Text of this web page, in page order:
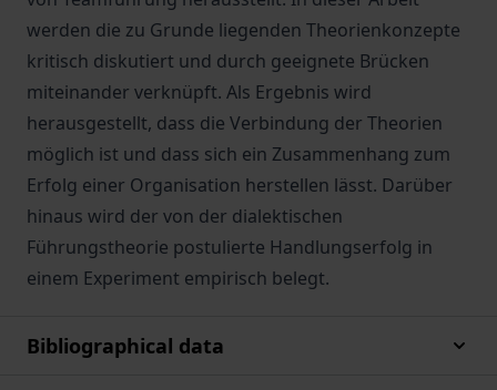
werden die zu Grunde liegenden Theorienkonzepte
kritisch diskutiert und durch geeignete Brücken
miteinander verknüpft. Als Ergebnis wird
herausgestellt, dass die Verbindung der Theorien
möglich ist und dass sich ein Zusammenhang zum
Erfolg einer Organisation herstellen lässt. Darüber
hinaus wird der von der dialektischen
Führungstheorie postulierte Handlungserfolg in
einem Experiment empirisch belegt.
Bibliographical data